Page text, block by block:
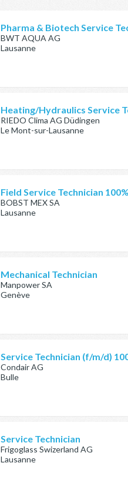
Pharma & Biotech Service
BWT AQUA AG
Lausanne
Heating/Hydraulics Service
RIEDO Clima AG Düdingen
Le Mont-sur-Lausanne
Field Service Technician
BOBST MEX SA
Lausanne
Mechanical Technician
Manpower SA
Genève
Service Technician (f/m/d)
Condair AG
Bulle
Service Technician
Frigoglass Swizerland AG
Lausanne